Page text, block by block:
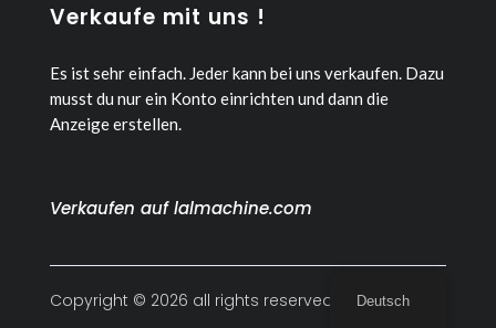
Verkaufe mit uns !
Es ist sehr einfach. Jeder kann bei uns verkaufen. Dazu
musst du nur ein Konto einrichten und dann die
Anzeige erstellen.
Verkaufen auf lalmachine.com
Copyright © 2026 all rights reserved Deutsch